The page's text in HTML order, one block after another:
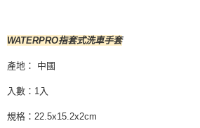
WATERPRO指套式洗車手套
產地： 中國
入數：1入
規格：22.5x15.2x2cm